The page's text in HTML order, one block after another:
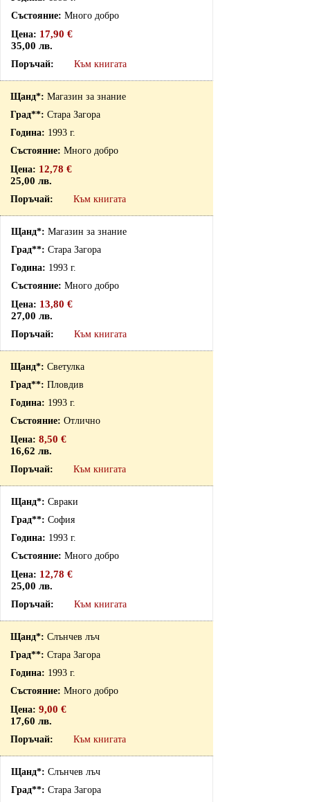
Много добро
17,90 €
35,00 лв.
Към книгата
Магазин за знание
Стара Загора
1993 г.
Много добро
12,78 €
25,00 лв.
Към книгата
Магазин за знание
Стара Загора
1993 г.
Много добро
13,80 €
27,00 лв.
Към книгата
Светулка
Пловдив
1993 г.
Отлично
8,50 €
16,62 лв.
Към книгата
Свраки
София
1993 г.
Много добро
12,78 €
25,00 лв.
Към книгата
Слънчев лъч
Стара Загора
1993 г.
Много добро
9,00 €
17,60 лв.
Към книгата
Слънчев лъч
Стара Загора